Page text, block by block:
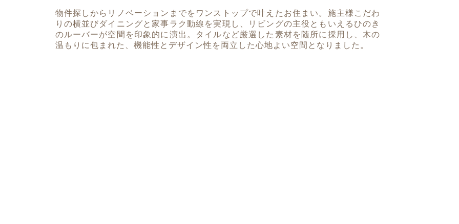
物件探しからリノベーションまでをワンストップで叶えたお住まい。施主様こだわ
りの横並びダイニングと家事ラク動線を実現し、リビングの主役ともいえるひのき
のルーバーが空間を印象的に演出。タイルなど厳選した素材を随所に採用し、木の
温もりに包まれた、機能性とデザイン性を両立した心地よい空間となりました。